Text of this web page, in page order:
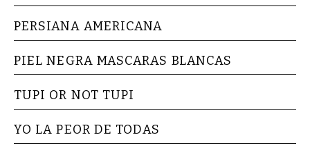
PERSIANA AMERICANA
PIEL NEGRA MASCARAS BLANCAS
TUPI OR NOT TUPI
YO LA PEOR DE TODAS